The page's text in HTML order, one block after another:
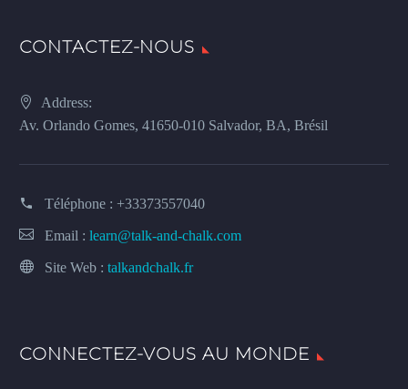
CONTACTEZ-NOUS
Address:
Av. Orlando Gomes, 41650-010 Salvador, BA, Brésil
Téléphone : +33373557040
Email : learn@talk-and-chalk.com
Site Web : talkandchalk.fr
CONNECTEZ-VOUS AU MONDE